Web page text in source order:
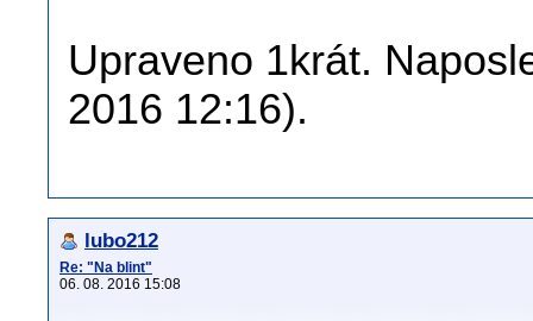
Upraveno 1krát.
2016 12:16).
lubo212
Re: "Na blint"
06. 08. 2016 15:08